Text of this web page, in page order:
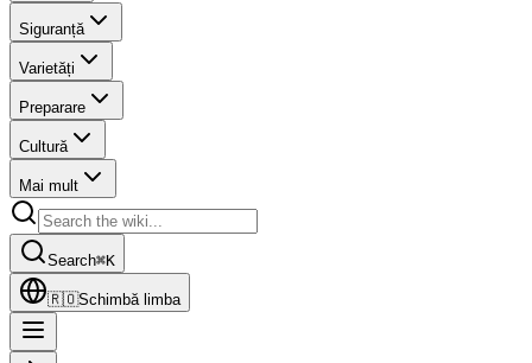
Siguranță
Varietăți
Preparare
Cultură
Mai mult
Search⌘K
🇷🇴Schimbă limba